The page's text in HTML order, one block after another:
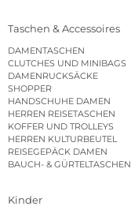
Taschen & Accessoires
DAMENTASCHEN
CLUTCHES UND MINIBAGS
DAMENRUCKSÄCKE
SHOPPER
HANDSCHUHE DAMEN
HERREN REISETASCHEN
KOFFER UND TROLLEYS
HERREN KULTURBEUTEL
REISEGEPÄCK DAMEN
BAUCH- & GÜRTELTASCHEN
Kinder